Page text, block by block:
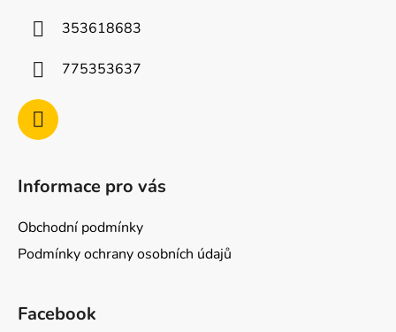
353618683
775353637
Informace pro vás
Obchodní podmínky
Podmínky ochrany osobních údajů
Facebook